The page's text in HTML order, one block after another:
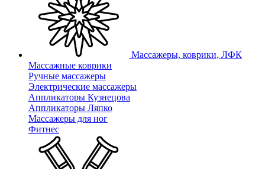
Массажеры, коврики, ЛФК
Массажные коврики
Ручные массажеры
Электрические массажеры
Аппликаторы Кузнецова
Аппликаторы Ляпко
Массажеры для ног
Фитнес